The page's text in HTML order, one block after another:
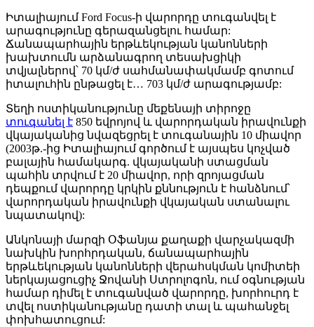
Իտալիայում Ford Focus-ի վարորդը տուգանվել է
արագությունը գերազանցելու համար:
Ճանապարհային երթևեկության կանոնների
խախտումն արձանագրող տեսախցիկի
տվյալներով՝ 70 կմ/ժ սահմանափակմամբ գոտում
իտալուհին ընթացել է… 703 կմ/ժ արագությամբ:
Տեղի ոստիկանությունը մեքենայի տիրոջը
տուգանել է 850 եվրոյով և վարորդական իրավունքի
վկայականից նվազեցրել է տուգանային 10 միավոր
(2003թ.-ից Իտալիայում գործում է այսպես կոչված
բալային համակարգ. վկայականի ստացման
պահին տրվում է 20 միավոր, որի զրոյացման
դեպքում վարորդը կրկին քննություն է հանձնում՝
վարորդական իրավունքի վկայական ստանալու
նպատակով):
Անկոնայի մարզի Օֆանյա քաղաքի վարչակազմի
նախկին խորհրդական, ճանապարհային
երթևեկության կանոնների վերահսկման կոմիտեի
ներկայացուցիչ Ջովանի Ստրոլոգոն, ում օգնության
համար դիմել է տուգանված վարորդը, խորհուրդ է
տվել ոստիկանությանը դատի տալ և պահանջել
փոխհատուցում: